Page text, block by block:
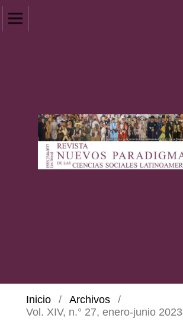
Inicio / Archivos
/
Vol. XIV, n.° 27, enero-junio 2023